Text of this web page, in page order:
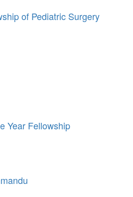
of Pediatric Surgery
Year Fellowship